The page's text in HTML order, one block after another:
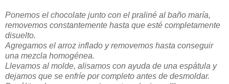
Ponemos el chocolate junto con el praliné al baño maría,
removemos constantemente hasta que esté completamente
disuelto.
Agregamos el arroz inflado y removemos hasta conseguir
una mezcla homogénea.
Llevamos al molde, alisamos con ayuda de una espátula y
dejamos que se enfríe por completo antes de desmoldar.